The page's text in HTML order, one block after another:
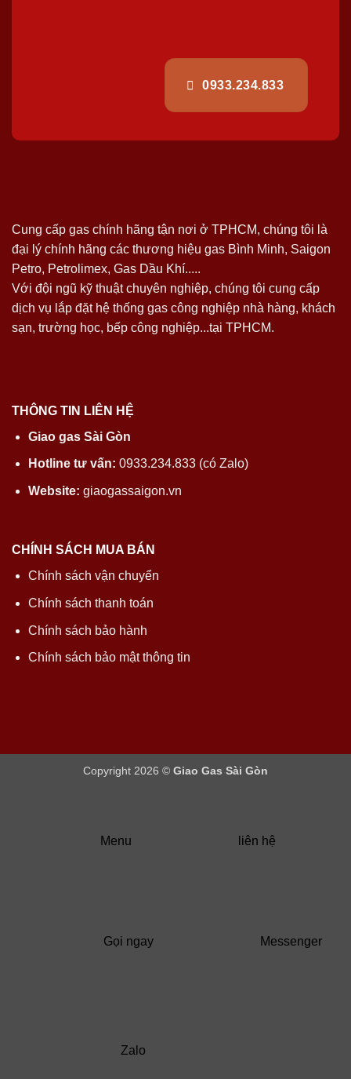
0933.234.833
Cung cấp gas chính hãng tận nơi ở TPHCM, chúng tôi là
đại lý chính hãng các thương hiệu gas Bình Minh, Saigon
Petro, Petrolimex, Gas Dầu Khí.....
Với đội ngũ kỹ thuật chuyên nghiệp, chúng tôi cung cấp
dịch vụ lắp đặt hệ thống gas công nghiệp nhà hàng, khách
sạn, trường học, bếp công nghiệp...tại TPHCM.
THÔNG TIN LIÊN HỆ
Giao gas Sài Gòn
Hotline tư vấn: 0933.234.833 (có Zalo)
Website: giaogassaigon.vn
CHÍNH SÁCH MUA BÁN
Chính sách vận chuyển
Chính sách thanh toán
Chính sách bảo hành
Chính sách bảo mật thông tin
Copyright 2026 © Giao Gas Sài Gòn
Menu liên hệ
Gọi ngay Messenger
Zalo